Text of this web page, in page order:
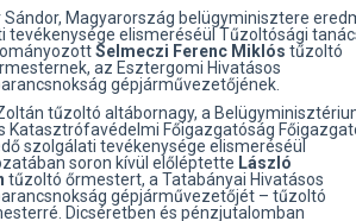
Sándor, Magyarország belügyminisztere
tevékenysége elismeréséül Tűzoltósági
Selmeczi Ferenc Miklós tűzoltó
az Esztergomi Hivatásos
gépjárművezetőjének.
Zoltán tűzoltó altábornagy, a
Katasztrófavédelmi Főigazgatóság
szolgálati tevékenysége elismeréséül
soron kívül előléptette László
tűzoltó őrmestert, a Tatabányai Hivatásos
gépjárművezetőjét – tűzoltó
Dicséretben és pénzjutalomban